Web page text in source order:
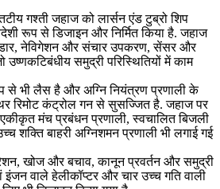
गश्ती जहाज को लार्सन एंड टुब्रो शिप
रूप से डिजाइन और निर्मित किया है. जहाज
रडार, नेविगेशन और संचार उपकरण, सेंसर और
उष्णकटिबंधीय समुद्री परिस्थितियों में काम
से भी लैस है और अग्नि नियंत्रण प्रणाली के
रिमोट कंट्रोल गन से सुसज्जित है. जहाज पर
मंच प्रबंधन प्रणाली, स्वचालित बिजली
शक्ति बाहरी अग्निशमन प्रणाली भी लगाई गई
खोज और बचाव, कानून प्रवर्तन और समुद्री
वाले हेलीकॉप्टर और चार उच्च गति वाली